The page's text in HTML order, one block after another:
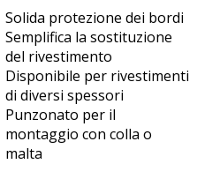
Solida protezione dei bordi
Semplifica la sostituzione
del rivestimento
Disponibile per rivestimenti
di diversi spessori
Punzonato per il
montaggio con colla o
malta